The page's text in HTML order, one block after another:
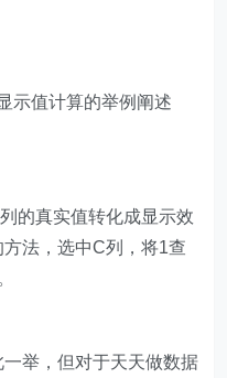
示值计算的举例阐述
的真实值转化成显示效
法，选中C列，将1查
举，但对于天天做数据